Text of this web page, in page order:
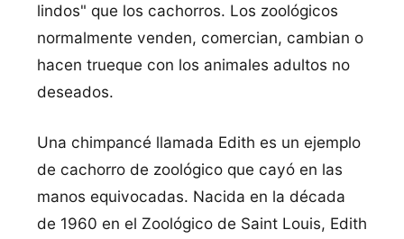
lindos" que los cachorros. Los zoológicos
normalmente venden, comercian, cambian o
hacen trueque con los animales adultos no
deseados.
Una chimpancé llamada Edith es un ejemplo
de cachorro de zoológico que cayó en las
manos equivocadas. Nacida en la década
de 1960 en el Zoológico de Saint Louis, Edith